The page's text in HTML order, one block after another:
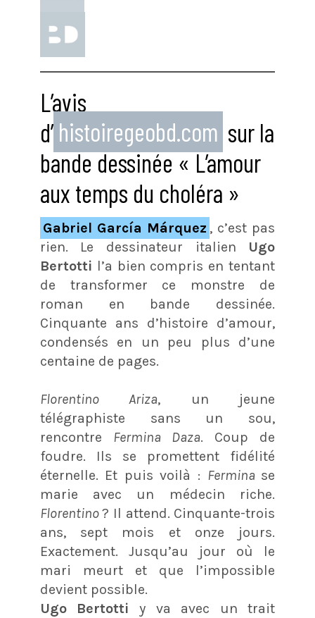
L’avis
d’ histoiregeobd.com sur la
bande dessinée « L’amour
aux temps du choléra »
Gabriel García Márquez , c’est pas
rien. Le dessinateur italien Ugo
Bertotti l’a bien compris en tentant
de transformer ce monstre de
roman en bande dessinée.
Cinquante ans d’histoire d’amour,
condensés en un peu plus d’une
centaine de pages.
Florentino Ariza, un jeune
télégraphiste sans un sou,
rencontre Fermina Daza. Coup de
foudre. Ils se promettent fidélité
éternelle. Et puis voilà : Fermina se
marie avec un médecin riche.
Florentino? Il attend. Cinquante-trois
ans, sept mois et onze jours.
Exactement. Jusqu’au jour où le
mari meurt et que l’impossible
devient possible.
Ugo Bertotti y va avec un trait